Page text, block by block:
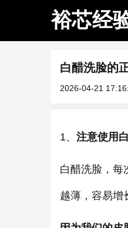
裕芯经
白醋洗脸的
2026-04-21
1、 注意使用
白醋洗脸，每
越薄，容易增